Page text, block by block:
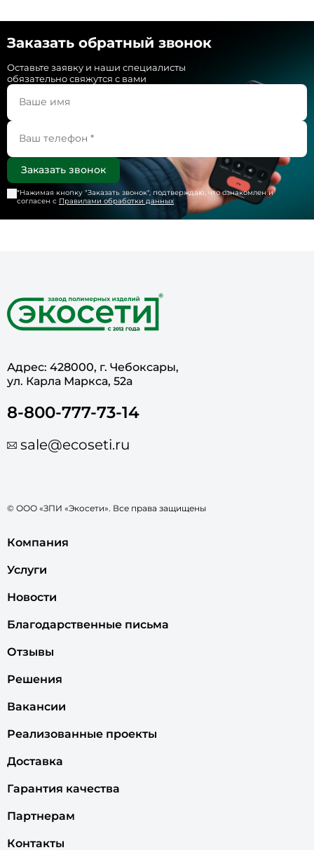
Заказать обратный звонок
Оставьте заявку и наши специалисты
обязательно свяжутся с вами
*Нажимая кнопку "Заказать звонок", подтверждаю, что ознакомлен и
согласен с Правилами обработки данных
Адрес: 428000, г. Чебоксары,
ул. Карла Маркса, 52а
8-800-777-73-14
sale@ecoseti.ru
© ООО «ЗПИ «Экосети». Все права защищены
Компания
Услуги
Новости
Благодарственные письма
Отзывы
Решения
Вакансии
Реализованные проекты
Доставка
Гарантия качества
Партнерам
Контакты